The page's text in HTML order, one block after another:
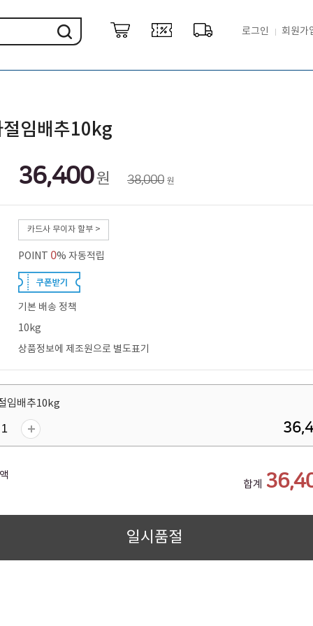
로그인 회원가
절임배추10kg
36,400원 38,000 원
카드사 무이자 할부 >
POINT 0% 자동적립
기본 배송 정책
10kg
상품정보에 제조원으로 별도표기
임배추10kg
합계
일시품절